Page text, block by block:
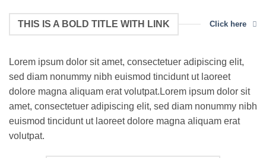
THIS IS A BOLD TITLE WITH LINK Click here
Lorem ipsum dolor sit amet, consectetuer adipiscing elit,
sed diam nonummy nibh euismod tincidunt ut laoreet
dolore magna aliquam erat volutpat.Lorem ipsum dolor sit
amet, consectetuer adipiscing elit, sed diam nonummy nibh
euismod tincidunt ut laoreet dolore magna aliquam erat
volutpat.